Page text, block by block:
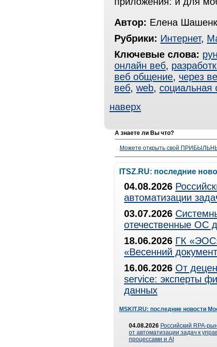
Автор: Елена
Рубрики: Интернет,
Ключевые слова:
онлайн веб,
веб общение, через
веб, web, социальная
наверх
А знаете ли Вы что?
Можете открыть свой
ITSZ.RU: последние
04.08.2026
автоматизации
03.07.2026
отечественные ОС
18.06.2026 ГК
«Весенний
16.06.2026 От
service: эксперты
данных
MSKIT.RU: последние новости
04.08.2026 Российский RPA-
от автоматизации задач к
процессами и AI